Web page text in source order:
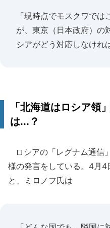
「現時点でモスクワで
が、東京（日本政府）の
シアがどう対応しなけれ
「北海道はロシア領
は...？
ロシアの「レグナム通信
様の発言をしている。4月4
と、ミロノフ氏は